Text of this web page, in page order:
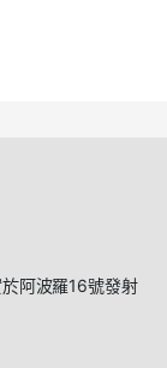
阿波羅16號發射